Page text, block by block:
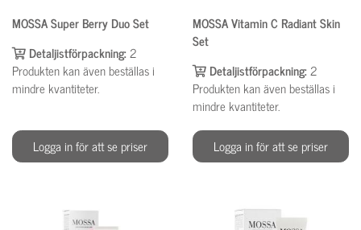
MOSSA Super Berry Duo Set
Detaljistförpackning:2
Produkten kan även beställas i
mindre kvantiteter.
Logga in för att se priser
MOSSA Vitamin C Radiant Skin
Set
Detaljistförpackning:2
Produkten kan även beställas i
mindre kvantiteter.
Logga in för att se priser